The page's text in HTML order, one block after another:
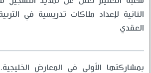
الثانية لإعداد ملاكات تدريسية في
العقدي
بمشاركتها الأولى في المعارض